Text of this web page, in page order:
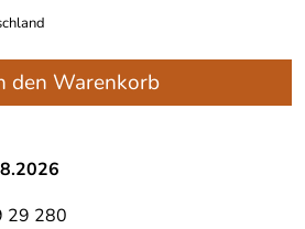
den Warenkorb
29 280